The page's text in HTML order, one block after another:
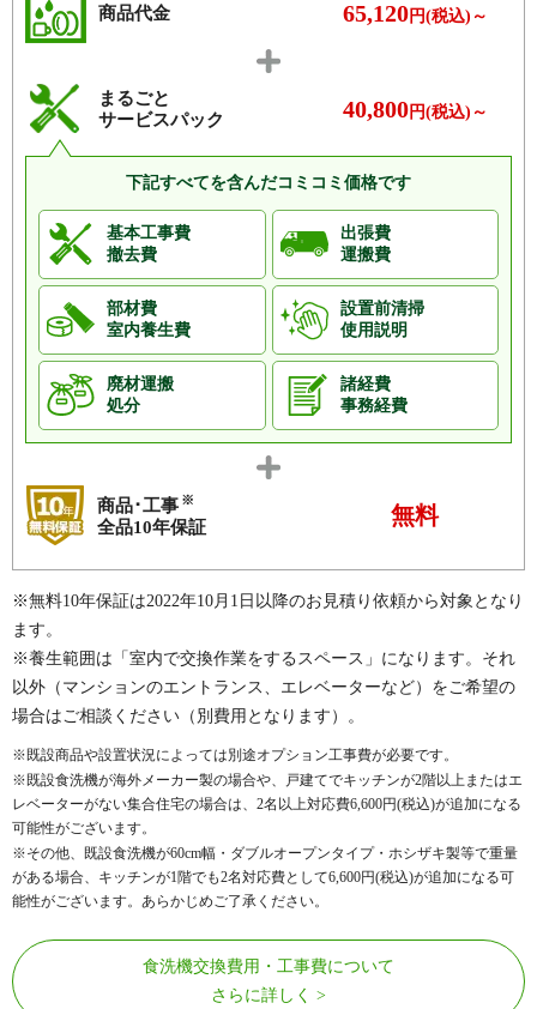
ナイスパークステージ日吉 ナイスベルクール横濱綱島
パークシティ綱島 壱番街 パークホームズ日吉本町光彩の丘
白楽ハウス
パルク新横浜
パルミナード大倉山 日吉ハイホーム
日吉本町プレジデンスエグゼ 日吉本町プレジデンスゼクティ
日吉ロイヤルマンション ヒルズ菊名
フェアリーテールコート フォルム綱島クレスタワーズ
フジビューハイツ菊名 プラウド大倉山
ホーメストヒルズ日吉 メイツ新横浜
メビウスブレイン菊名ウェルズ
ライオンズガーデン妙蓮寺カルム
ライオンズマンション綱島南
ルネ綱島 ルピナス大倉山
ルピナス日吉サウステラス
ロワール岸根公園
※その他、多数の実績がございます。
商品代金 65,120円(税込)～
まるごと
サービスパック
40,800円(税込)～
下記すべてを含んだコミコミ価格です
基本工事費
撤去費
出張費
運搬費
部材費
室内養生費
設置前清掃
使用説明
廃材運搬
処分
諸経費
事務経費
商品･工事 ※
全品10年保証 無料
※無料10年保証は2022年10月1日以降のお見積り依頼から対象となり
ます。
※養生範囲は「室内で交換作業をするスペース」になります。それ
以外（マンションのエントランス、エレベーターなど）をご希望の
場合はご相談ください（別費用となります）。
※既設商品や設置状況によっては別途オプション工事費が必要です。
※既設食洗機が海外メーカー製の場合や、戸建てでキッチンが2階以上またはエ
レベーターがない集合住宅の場合は、2名以上対応費6,600円(税込)が追加になる
可能性がございます。
※その他、既設食洗機が60cm幅・ダブルオープンタイプ・ホシザキ製等で重量
がある場合、キッチンが1階でも2名対応費として6,600円(税込)が追加になる可
能性がございます。あらかじめご了承ください。
食洗機交換費用・工事費について
さらに詳しく